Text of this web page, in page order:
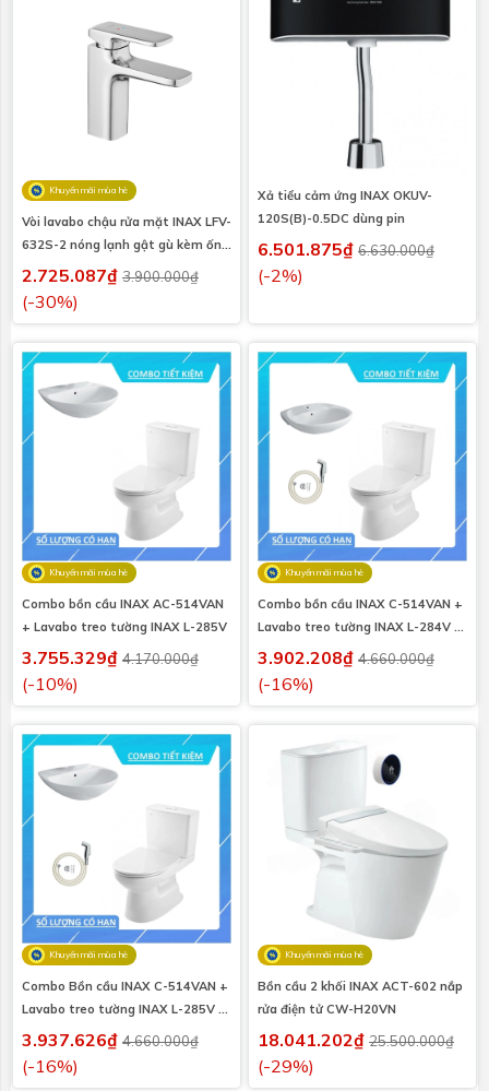
Khuyến mãi mùa hè
Vòi lavabo chậu rửa mặt INAX LFV-
632S-2 nóng lạnh gật gù kèm ống
xả thẳng
2.725.087₫ 3.900.000₫
(-30%)
Xả tiểu cảm ứng INAX OKUV-
120S(B)-0.5DC dùng pin
6.501.875₫ 6.630.000₫
(-2%)
Khuyến mãi mùa hè
Combo bồn cầu INAX AC-514VAN
+ Lavabo treo tường INAX L-285V
3.755.329₫ 4.170.000₫
(-10%)
Khuyến mãi mùa hè
Combo bồn cầu INAX C-514VAN +
Lavabo treo tường INAX L-284V +
Vòi xịt CFV-102M
3.902.208₫ 4.660.000₫
(-16%)
Khuyến mãi mùa hè
Combo Bồn cầu INAX C-514VAN +
Lavabo treo tường INAX L-285V +
Vòi xịt CFV-102M
3.937.626₫ 4.660.000₫
(-16%)
Khuyến mãi mùa hè
Bồn cầu 2 khối INAX ACT-602 nắp
rửa điện tử CW-H20VN
18.041.202₫ 25.500.000₫
(-29%)